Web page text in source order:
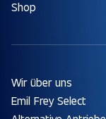
Shop
Wir über uns
Emil Frey Select